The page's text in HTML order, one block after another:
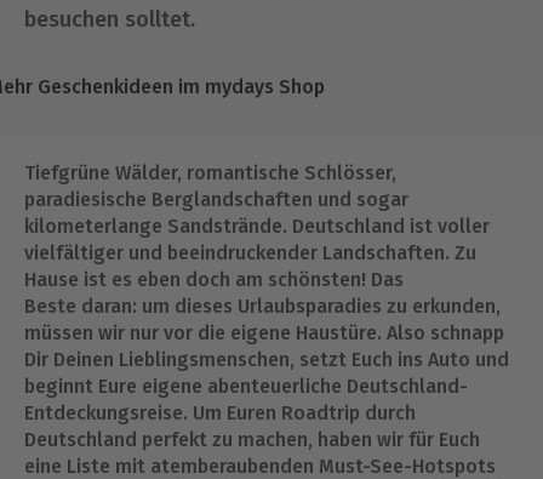
besuchen solltet.
Geschenkideen im mydays Shop
Tiefgrüne Wälder, romantische Schlösser,
paradiesische Berglandschaften und sogar
kilometerlange Sandstrände. Deutschland ist voller
vielfältiger und beeindruckender Landschaften. Zu
Hause ist es eben doch am schönsten! Das
Beste daran: um dieses Urlaubsparadies zu erkunden,
müssen wir nur vor die eigene Haustüre. Also schnapp
Dir Deinen Lieblingsmenschen, setzt Euch ins Auto und
beginnt Eure eigene abenteuerliche Deutschland-
Entdeckungsreise. Um Euren Roadtrip durch
Deutschland perfekt zu machen, haben wir für Euch
eine Liste mit atemberaubenden Must-See-Hotspots